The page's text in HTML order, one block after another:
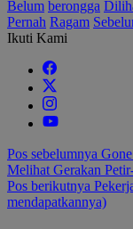
Belum berongga
Pernah Ragam
Ikuti Kami
Navigasi
pos
Pos sebelumnya
Melihat Gerakan
Pos berikutnya
mendapatkannya)